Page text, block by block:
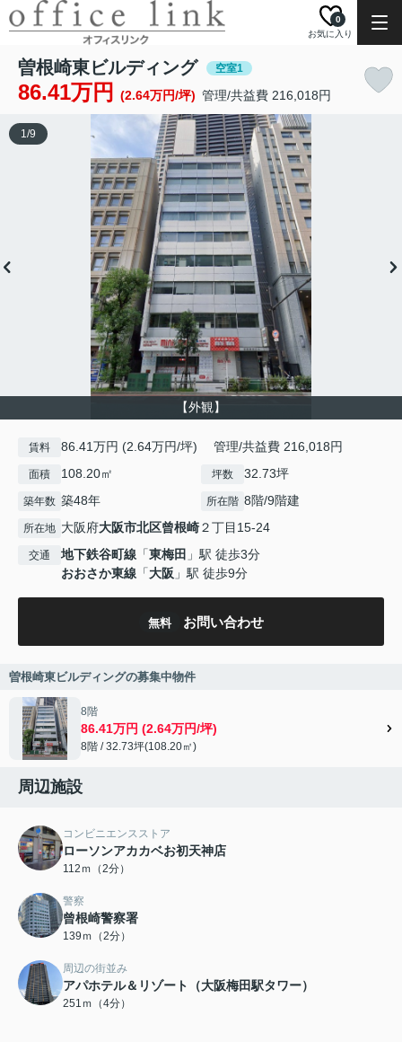
お気に入り
0
曽根崎東ビルディング 空室1
86.41万円 (2.64万円/坪) 管理/共益費 216,018円
【外観】
1/9
賃料 86.41万円 (2.64万円/坪) 管理/共益費 216,018円
面積 108.20㎡ 坪数 32.73坪
築年数 築48年 所在階 8階/9階建
所在地 大阪府大阪市北区曾根崎２丁目15-24
交通 地下鉄谷町線 「東梅田 」駅 徒歩3分
おおさか東線 「大阪 」駅 徒歩9分
無料 お問い合わせ
曽根崎東ビルディングの募集中物件
8階
86.41万円 (2.64万円/坪)
8階 / 32.73坪(108.20㎡)
周辺施設
コンビニエンスストア
ローソンアカカベお初天神店
112ｍ（2分）
警察
曾根崎警察署
139ｍ（2分）
周辺の街並み
アパホテル＆リゾート（大阪梅田駅タワー）
251ｍ（4分）